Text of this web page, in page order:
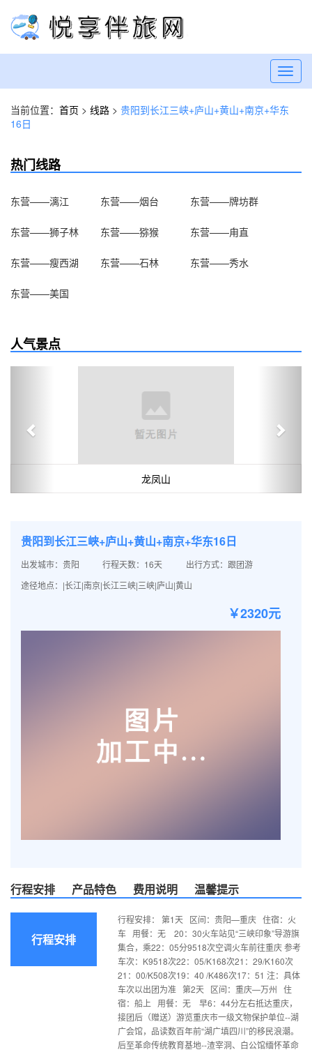
当前位置： 首页 > 线路 > 贵阳到长江三峡+庐山+黄山+南京+华东
16日
热门线路
东营——漓江 东营——烟台 东营——牌坊群
东营——狮子林 东营——猕猴 东营——甪直
东营——瘦西湖 东营——石林 东营——秀水
东营——美国
人气景点
龙凤山
贵阳到长江三峡+庐山+黄山+南京+华东16日
出发城市：贵阳 行程天数：16天
出行方式：跟团游
途径地点：|长江|南京|长江三峡|三峡|庐山|黄山
￥2320元
行程安排 产品特色 费用说明 温馨提示
行程安排
行程安排： 第1天 区间：贵阳—重庆 住宿：火
车 用餐：无 20：30火车站见“三峡印象”导游旗
集合，乘22：05分9518次空调火车前往重庆 参考
车次：K9518次22：05/K168次21：29/K160次
21：00/K508次19：40 /K486次17：51 注：具体
车次以出团为准 第2天 区间：重庆—万州 住
宿：船上 用餐：无 早6：44分左右抵达重庆，
接团后（赠送）游览重庆市一级文物保护单位--湖
广会馆，品读数百年前“湖广填四川”的移民浪潮。
后至革命传统教育基地--渣宰洞、白公馆缅怀革命